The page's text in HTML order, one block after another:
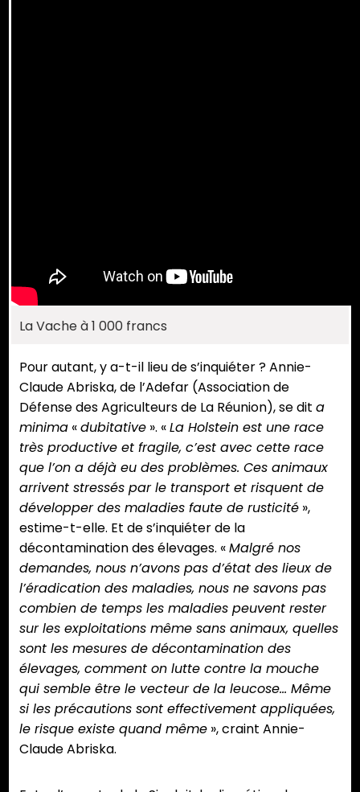
La Vache à 1 000 francs
Pour autant, y a-t-il lieu de s’inquiéter ? Annie-
Claude Abriska, de l’Adefar (Association de
Défense des Agriculteurs de La Réunion), se dit a
minima «dubitative ». «La Holstein est une race
très productive et fragile, c’est avec cette race
que l’on a déjà eu des problèmes. Ces animaux
arrivent stressés par le transport et risquent de
développer des maladies faute de rusticité »,
estime-t-elle. Et de s’inquiéter de la
décontamination des élevages. «Malgré nos
demandes, nous n’avons pas d’état des lieux de
l’éradication des maladies, nous ne savons pas
combien de temps les maladies peuvent rester
sur les exploitations même sans animaux, quelles
sont les mesures de décontamination des
élevages, comment on lutte contre la mouche
qui semble être le vecteur de la leucose… Même
si les précautions sont effectivement appliquées,
le risque existe quand même », craint Annie-
Claude Abriska.